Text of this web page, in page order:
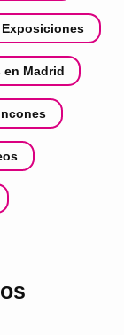
Exposiciones
en Madrid